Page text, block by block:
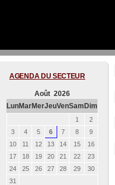
AGENDA DU SECTEUR
Août 2026
LunMarMerJeuVenSam Dim
1
2
3
4 5 6 7 8
9
10
11 12 13 14 15
16
17
18 19 20 21 22
23
24
25 26 27 28 29
30
31